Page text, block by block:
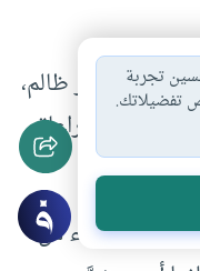
كان بوجه غير ظالم،
إرث، ومن مراعاة
الثلاثة سواء من
تجربة
تفضيلاتك.